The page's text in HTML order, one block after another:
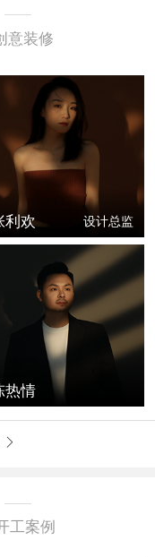
意装修
利欢 设计总监
热情

工案例